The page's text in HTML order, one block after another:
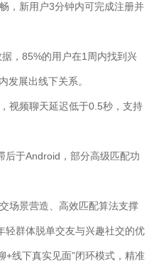
，新用户3分钟内可完成注册并
，85%的用户在1周内找到兴
发展出线下关系。
视频聊天延迟低于0.5秒，支持
后于Android，部分高级匹配功
场景营造、高效匹配算法支撑
轻群体脱单交友与兴趣社交的优
+线下真实见面”闭环模式，精准